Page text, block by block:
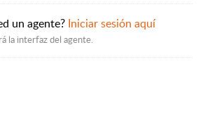
un agente? Iniciar sesión aquí
la interfaz del agente.